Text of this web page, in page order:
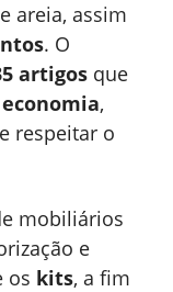
areia, assim
. O
artigos que
economia,
respeitar o
mobiliários
e
os kits, a fim